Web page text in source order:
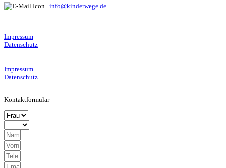
info@kinderwege.de
Impressum
Datenschutz
Impressum
Datenschutz
Kontaktformular